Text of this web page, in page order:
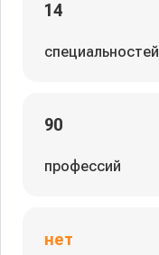
14
специальностей
90
профессий
нет